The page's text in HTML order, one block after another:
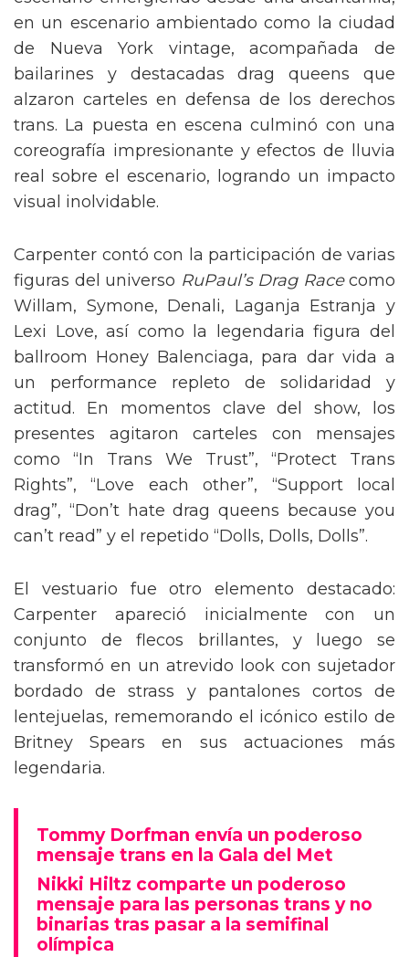
en un escenario ambientado como la ciudad
de Nueva York vintage, acompañada de
bailarines y destacadas drag queens que
alzaron carteles en defensa de los derechos
trans. La puesta en escena culminó con una
coreografía impresionante y efectos de lluvia
real sobre el escenario, logrando un impacto
visual inolvidable.
Carpenter contó con la participación de varias
figuras del universo RuPaul’s Drag Racecomo
Willam, Symone, Denali, Laganja Estranja y
Lexi Love, así como la legendaria figura del
ballroom Honey Balenciaga, para dar vida a
un performance repleto de solidaridad y
actitud. En momentos clave del show, los
presentes agitaron carteles con mensajes
como “In Trans We Trust”, “Protect Trans
Rights”, “Love each other”, “Support local
drag”, “Don’t hate drag queens because you
can’t read” y el repetido “Dolls, Dolls, Dolls”.
El vestuario fue otro elemento destacado:
Carpenter apareció inicialmente con un
conjunto de flecos brillantes, y luego se
transformó en un atrevido look con sujetador
bordado de strass y pantalones cortos de
lentejuelas, rememorando el icónico estilo de
Britney Spears en sus actuaciones más
legendaria.
Tommy Dorfman envía un poderoso
mensaje trans en la Gala del Met
Nikki Hiltz comparte un poderoso
mensaje para las personas trans y no
binarias tras pasar a la semifinal
olímpica